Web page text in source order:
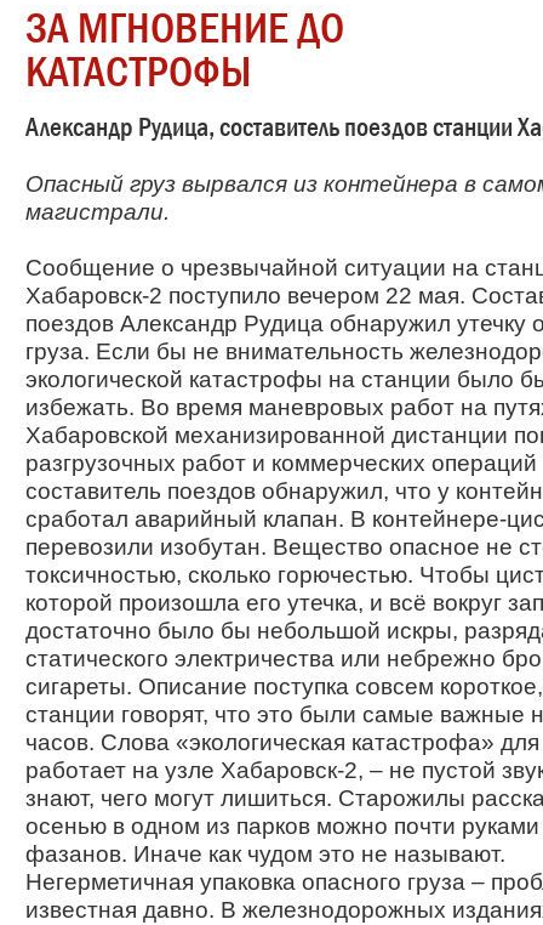
ЗА МГНОВЕНИЕ ДО
КАТАСТРОФЫ
Александр Рудица, составитель поездов станции
Опасный груз вырвался из контейнера в
магистрали.
Сообщение о чрезвычайной ситуации на
Хабаровск-2 поступило вечером 22 мая.
поездов Александр Рудица обнаружил утечку
груза. Если бы не внимательность
экологической катастрофы на станции было
избежать. Во время маневровых работ на
Хабаровской механизированной дистанции
разгрузочных работ и коммерческих операций
составитель поездов обнаружил, что у
сработал аварийный клапан. В контейнере-
перевозили изобутан. Вещество опасное не
токсичностью, сколько горючестью. Чтобы
которой произошла его утечка, и всё вокруг
достаточно было бы небольшой искры,
статического электричества или небрежно
сигареты. Описание поступка совсем
станции говорят, что это были самые важные
часов. Слова «экологическая катастрофа»
работает на узле Хабаровск-2, – не пустой
знают, чего могут лишиться. Старожилы
осенью в одном из парков можно почти руками
фазанов. Иначе как чудом это не называют.
Негерметичная упаковка опасного груза –
известная давно. В железнодорожных